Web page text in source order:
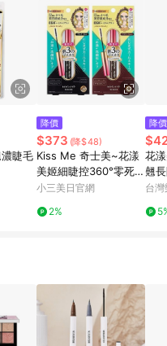
訂單成立通知為準。​​ (5)LINE購物
」機制 (部分時段開放「回饋無上
不論件數計算，請依訂單成立當下
睫毛
降價
$373 (降$48)
Kiss Me 奇士美~花漾
美姬細睫控360°零死角
睫毛膏(4.5g) 款式可選
小三美日官網
2%
降價
花
翹
黑棕
台